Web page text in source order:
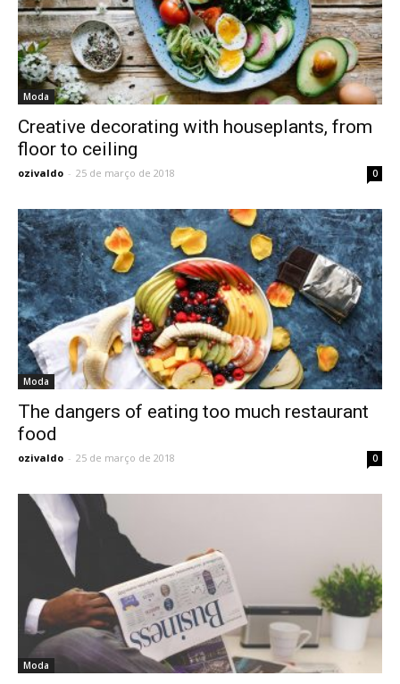
Moda
Creative decorating with houseplants, from
floor to ceiling
ozivaldo - 25 de março de 2018 0
Moda
The dangers of eating too much restaurant
food
ozivaldo - 25 de março de 2018 0
Moda